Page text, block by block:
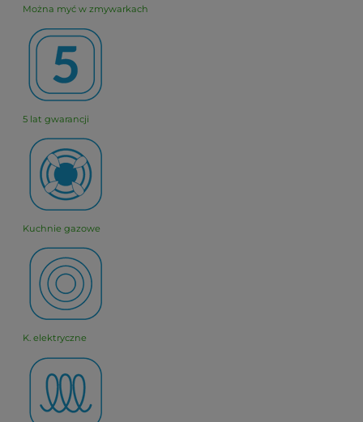
Można myć w zmywarkach
5 lat gwarancji
Kuchnie gazowe
K. elektryczne